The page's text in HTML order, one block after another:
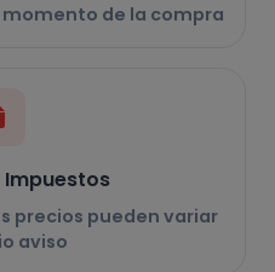
de la compra
Impuestos
precios pueden variar
aviso